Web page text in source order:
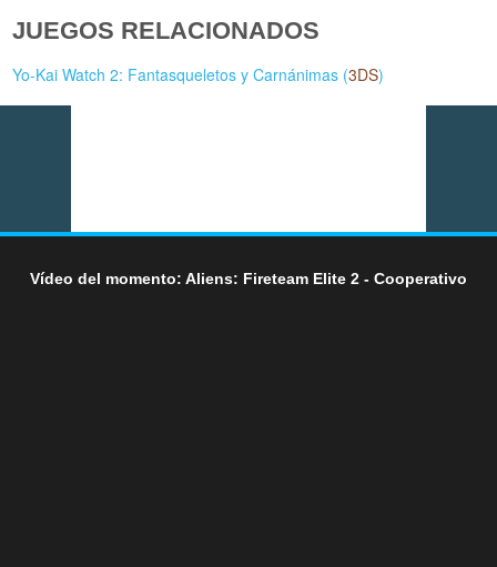
JUEGOS RELACIONADOS
Yo-Kai Watch 2: Fantasqueletos y Carnánimas (3DS)
Vídeo del momento: Aliens: Fireteam Elite 2 - Cooperativo